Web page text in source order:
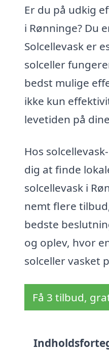
Er du på udkig
i Rønninge? Du
Solcellevask er
solceller
bedst mulige
ikke kun
levetiden på
Hos
dig at finde
solcellevask i
nemt flere
bedste
og oplev, hvor
solceller vasket
Få 3 tilbud,